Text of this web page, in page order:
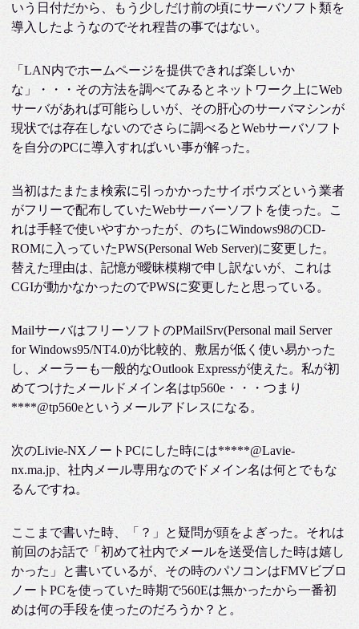
いう日付だから、もう少しだけ前の頃にサーバソフト類を
導入したようなのでそれ程昔の事ではない。
「LAN内でホームページを提供できれば楽しいか
な」・・・その方法を調べてみるとネットワーク上にWeb
サーバがあれば可能らしいが、その肝心のサーバマシンが
現状では存在しないのでさらに調べるとWebサーバソフト
を自分のPCに導入すればいい事が解った。
当初はたまたま検索に引っかかったサイボウズという業者
がフリーで配布していたWebサーバーソフトを使った。こ
れは手軽で使いやすかったが、のちにWindows98のCD-
ROMに入っていたPWS(Personal Web Server)に変更した。
替えた理由は、記憶が曖昧模糊で申し訳ないが、これは
CGIが動かなかったのでPWSに変更したと思っている。
MailサーバはフリーソフトのPMailSrv(Personal mail Server
for Windows95/NT4.0)が比較的、敷居が低く使い易かった
し、メーラーも一般的なOutlook Expressが使えた。私が初
めてつけたメールドメイン名はtp560e・・・つまり
****@tp560eというメールアドレスになる。
次のLivie-NXノートPCにした時には*****@Lavie-
nx.ma.jp、社内メール専用なのでドメイン名は何とでもな
るんですね。
ここまで書いた時、「？」と疑問が頭をよぎった。それは
前回のお話で「初めて社内でメールを送受信した時は嬉し
かった」と書いているが、その時のパソコンはFMVビブロ
ノートPCを使っていた時期で560Eは無かったから一番初
めは何の手段を使ったのだろうか？と。